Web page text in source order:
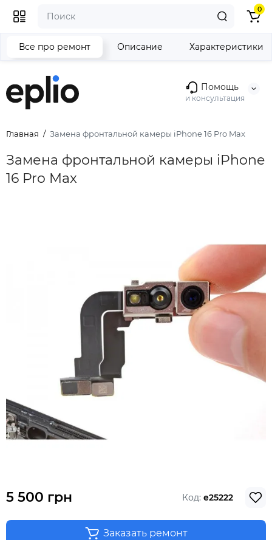
Помощь
и консультация
0
Главная Замена фронтальной камеры iPhone 16 Pro Max
Замена фронтальной камеры iPhone
16 Pro Max
Все про ремонт Описание Характеристики
5 500 грн Код: e25222
Заказать ремонт